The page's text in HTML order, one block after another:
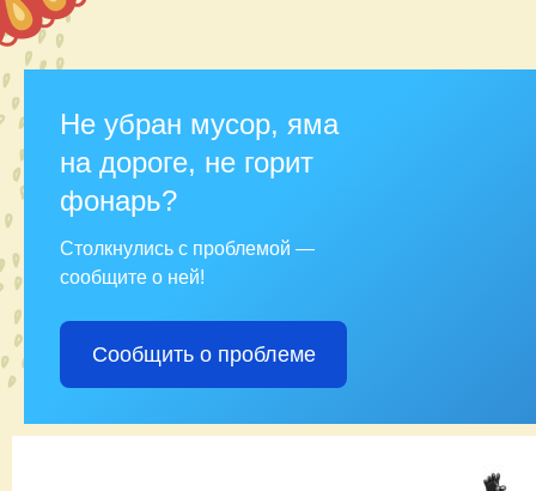
Не убран мусор, яма
на дороге, не горит
фонарь?
Столкнулись с проблемой —
сообщите о ней!
Сообщить о проблеме